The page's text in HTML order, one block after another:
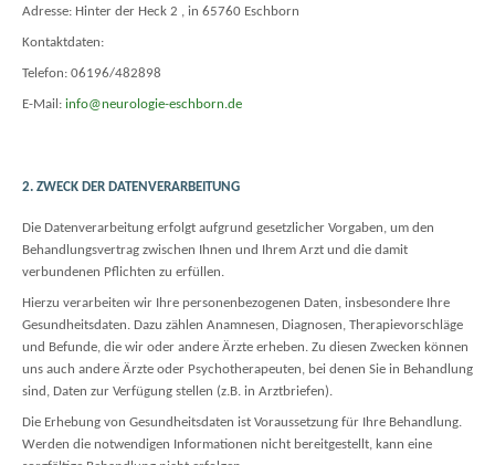
Adresse: Hinter der Heck 2 , in 65760 Eschborn
Kontaktdaten:
Telefon: 06196/482898
E-Mail: info@neurologie-eschborn.de
2. ZWECK DER DATENVERARBEITUNG
Die Datenverarbeitung erfolgt aufgrund gesetzlicher Vorgaben, um den
Behandlungsvertrag zwischen Ihnen und Ihrem Arzt und die damit
verbundenen Pflichten zu erfüllen.
Hierzu verarbeiten wir Ihre personenbezogenen Daten, insbesondere Ihre
Gesundheitsdaten. Dazu zählen Anamnesen, Diagnosen, Therapievorschläge
und Befunde, die wir oder andere Ärzte erheben. Zu diesen Zwecken können
uns auch andere Ärzte oder Psychotherapeuten, bei denen Sie in Behandlung
sind, Daten zur Verfügung stellen (z.B. in Arztbriefen).
Die Erhebung von Gesundheitsdaten ist Voraussetzung für Ihre Behandlung.
Werden die notwendigen Informationen nicht bereitgestellt, kann eine